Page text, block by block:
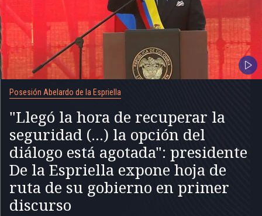
Posesión Abelardo de la Espriella
"Llegó la hora de recuperar la
seguridad (...) la opción del
diálogo está agotada": presidente
De la Espriella expone hoja de
ruta de su gobierno en primer
discurso